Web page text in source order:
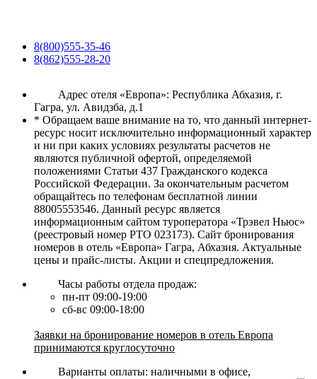
8(800)555-35-46
8(862)555-28-20
Адрес отеля «Европа»: Республика Абхазия, г.
Гагра, ул. Авидзба, д.1
* Обращаем ваше внимание на то, что данный интернет-
ресурс носит исключительно информационный характер
и ни при каких условиях результаты расчетов не
являются публичной офертой, определяемой
положениями Статьи 437 Гражданского кодекса
Российской Федерации. За окончательным расчетом
обращайтесь по телефонам бесплатной линии
88005553546. Данный ресурс является
информационным сайтом туроператора «Трэвел Ньюс»
(реестровый номер РТО 023173). Сайт бронирования
номеров в отель «Европа» Гагра, Абхазия. Актуальные
цены и прайс-листы. Акции и спецпредложения.
Часы работы отдела продаж:
пн-пт 09:00-19:00
сб-вс 09:00-18:00
Заявки на бронирование номеров в отель Европа
принимаются круглосуточно
Варианты оплаты: наличными в офисе,